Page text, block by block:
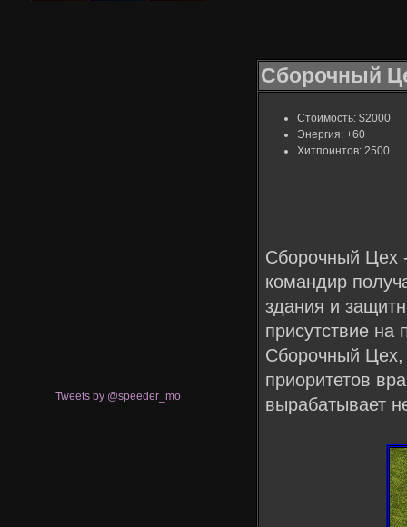
Tweets by @speeder_mo
Сборочный
Стоимость: $2000
Энергия: +60
Хитпоинтов: 2500
Сборочный Цех
командир
здания и
присутствие на
Сборочный Цех,
приоритетов
вырабатывает